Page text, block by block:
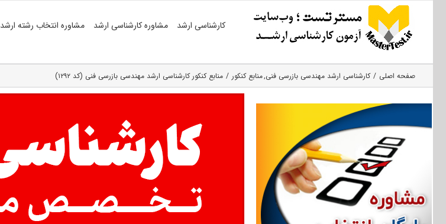
کارشناسی ارشد مشاوره کارشناسی ارشد مشاوره انتخاب رشته ارشد
صفحه اصلی کارشناسی ارشد مهندسی بازرسی فنی منابع کنکور منابع کنکور کارشناسی ارشد مهندسی بازرسی فنی (کد ۱۲۹۲)